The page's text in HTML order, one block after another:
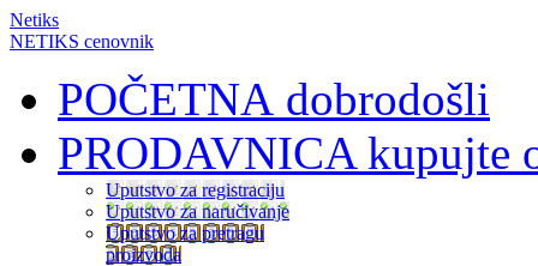
Netiks
NETIKS cenovnik
POČETNA dobrodošli
PRODAVNICAkupujte
Uputstvo za registraciju
Uputstvo za naručivanje
Uputstvo za pretragu
proizvoda